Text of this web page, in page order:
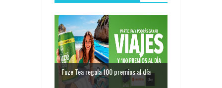
Fuze Tea regala 100 premios al día